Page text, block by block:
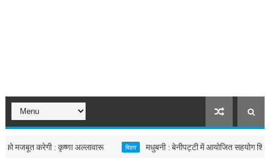
करेगी : कृष्णा अल्लावारू बिहार मधुबनी : बेनीपट्टी में आयोजित सहयोग शिविर में